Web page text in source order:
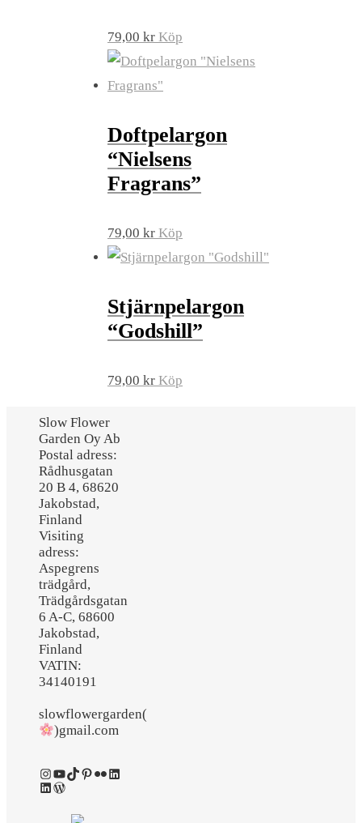
79,00 kr Köp
Doftpelargon
“Nielsens
Fragrans”
79,00 kr Köp
Stjärnpelargon
“Godshill”
79,00 kr Köp
Slow Flower
Garden Oy Ab
Postal adress:
Rådhusgatan
20 B 4, 68620
Jakobstad,
Finland
Visiting
adress:
Aspegrens
trädgård,
Trädgårdsgatan
6 A-C, 68600
Jakobstad,
Finland
VATIN:
34140191
slowflowergarden(
)gmail.com
Instagram
YouTube
TikTok
Pinterest
FlickrLinkedIn
LinkedIn
WordPress